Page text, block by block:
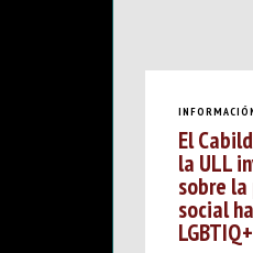
El
la ULL
sobre
social
LGBTIQ+